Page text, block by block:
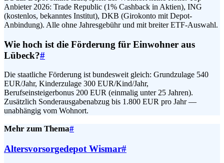
Anbieter 2026: Trade Republic (1% Cashback in Aktien), ING
(kostenlos, bekanntes Institut), DKB (Girokonto mit Depot-
Anbindung). Alle ohne Jahresgebühr und mit breiter ETF-Auswahl.
Wie hoch ist die Förderung für Einwohner aus
Lübeck?#
Die staatliche Förderung ist bundesweit gleich: Grundzulage 540
EUR/Jahr, Kinderzulage 300 EUR/Kind/Jahr,
Berufseinsteigerbonus 200 EUR (einmalig unter 25 Jahren).
Zusätzlich Sonderausgabenabzug bis 1.800 EUR pro Jahr —
unabhängig vom Wohnort.
Mehr zum Thema#
Altersvorsorgedepot Wismar#